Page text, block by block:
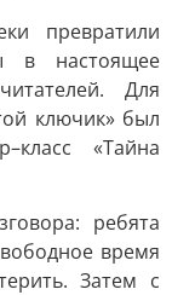
превратили
в настоящее
Для
ключик» был
«Тайна
ребята
время
Затем с